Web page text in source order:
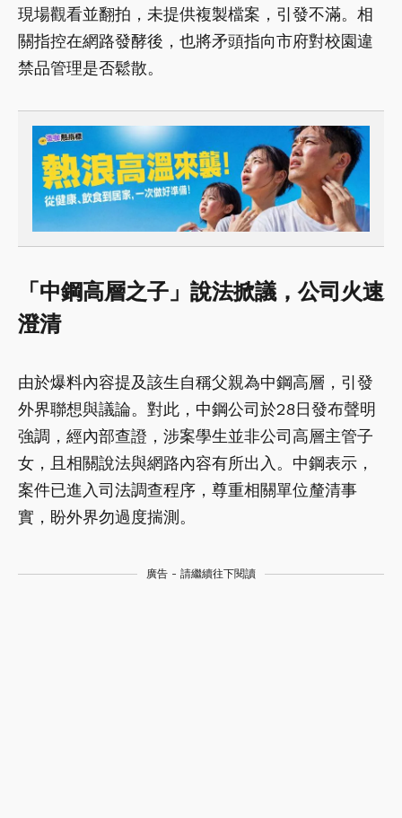
現場觀看並翻拍，未提供複製檔案，引發不滿。相
關指控在網路發酵後，也將矛頭指向市府對校園違
禁品管理是否鬆散。
「中鋼高層之子」說法掀議，公司火速
澄清
由於爆料內容提及該生自稱父親為中鋼高層，引發
外界聯想與議論。對此，中鋼公司於28日發布聲明
強調，經內部查證，涉案學生並非公司高層主管子
女，且相關說法與網路內容有所出入。中鋼表示，
案件已進入司法調查程序，尊重相關單位釐清事
實，盼外界勿過度揣測。
廣告 - 請繼續往下閱讀